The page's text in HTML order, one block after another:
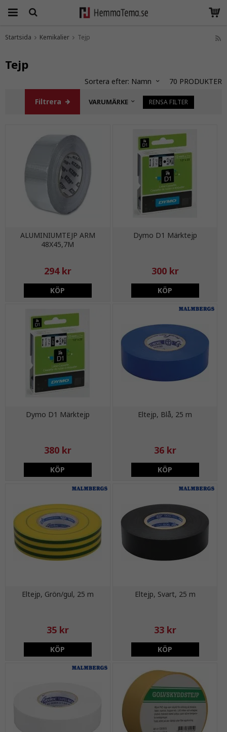
Startsida Kemikalier Tejp
Tejp
Sortera efter: Namn 70 PRODUKTER
Filtrera VARUMÄRKE RENSA FILTER
ALUMINIUMTEJP ARM
48X45,7M
294 kr
KÖP
Dymo D1 Märktejp
300 kr
KÖP
Dymo D1 Märktejp
380 kr
KÖP
Eltejp, Blå, 25 m
36 kr
KÖP
Eltejp, Grön/gul, 25 m
35 kr
KÖP
Eltejp, Svart, 25 m
33 kr
KÖP